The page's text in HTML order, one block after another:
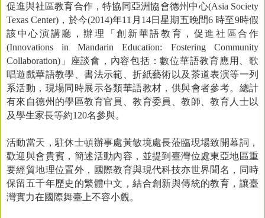
促進與社區教育合作，特協同亞洲協會德州中心(Asia Society
Texas Center) ，於今(2014)年11 月 14日星期五晚間6 時至9時假
該中心演講廳，辦理「創新華語教育，促進社區合作
(Innovations in Mandarin Education: Fostering Community
Collaboration) 」座談會，內容包括：數位華語教育應用、歌
唱遊戲華語教學、書法示範、折紙藝術以及茶道表演等一列
系活動，現場同時展示各類華語教材，供與會者參考。總計
有來自德州的學區教育官員、教育委員、教師、教育人士以
及學生家長等約120名參與。
活動當天，駐休士頓辦事處黃敏境處長蒞臨現場致開幕詞，
歡迎與會貴賓，簡述活動內容，並提到臺灣位處東亞地區重
要經貿地理位置外，國際教育與現代科技亦世界聞名，同時
保留五千年歷史的繁體中文，結合創新與傳統的教育，讓臺
灣實力在國際舞臺上不容小覻。